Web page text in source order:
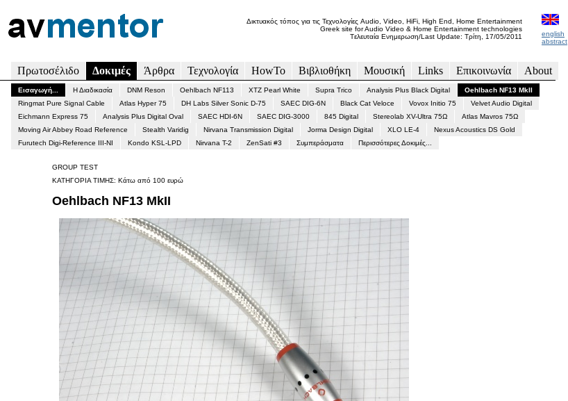
Δικτυακός τόπος για τις Τεχνολογίες Audio, Video, HiFi, High End, Home Entertainment
Greek site for Audio Video & Home Entertainment technologies
Tελευταία Ενημερωση/Last Update: Τρίτη, 17/05/2011
english
abstract
Πρωτοσέλιδο Δοκιμές Άρθρα Τεχνολογία HowTo Βιβλιοθήκη Μουσική Links Επικοινωνία About
Εισαγωγή... Η Διαδικασία DNM Reson Οehlbach NF113 XTZ Pearl White Supra Trico Analysis Plus Black Digital
Oehlbach NF13 MkII
Ringmat Pure Signal Cable
Atlas Hyper 75 DH Labs Silver Sonic D-75 SAEC DIG-6N Black Cat Veloce Vovox Initio 75
Velvet Audio Digital
Eichmann Express 75
Analysis Plus Digital Oval SAEC HDI-6N SAEC DIG-3000 845 Digital Stereolab XV-Ultra 75Ω
Atlas Mavros 75Ω
Moving Air Abbey Road Reference
Stealth Varidig Nirvana Transmission Digital Jorma Design Digital XLO LE-4
Nexus Acoustics DS Gold
Furutech Digi-Reference III-ΝΙ
Kondo KSL-LPD Nirvana T-2 ZenSati #3 Συμπεράσματα Περισσότερες Δοκιμές...
GROUP TEST
ΚΑΤΗΓΟΡΙΑ ΤΙΜΗΣ: Κάτω από 100 ευρώ
Oehlbach NF13 MkII